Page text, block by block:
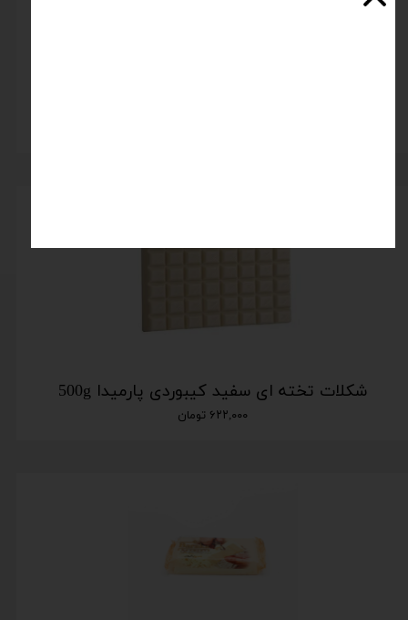
شکلات تخته ای سفید کیبوردی پارمیدا 500g
۶۲۲,۰۰۰ تومان